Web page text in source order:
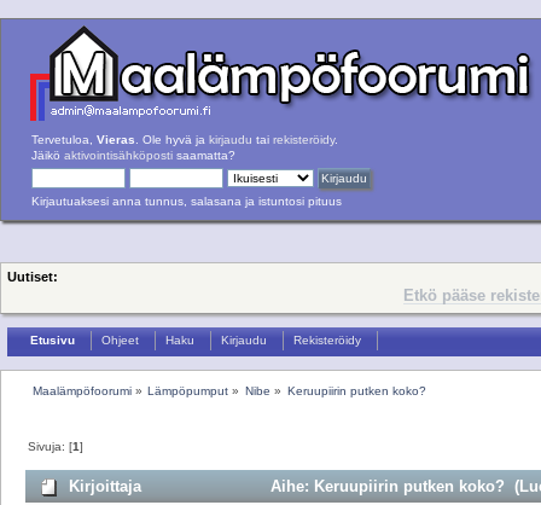
Tervetuloa, Vieras . Ole hyvä ja kirjaudu tai rekisteröidy.
Jäikö aktivointisähköposti saamatta?
Kirjautuaksesi anna tunnus, salasana ja istuntosi pituus
Uutiset:
Etkö pääse
Etusivu Ohjeet Haku Kirjaudu Rekisteröidy
Maalämpöfoorumi» Lämpöpumput » Nibe » Keruupiirin putken koko?
Sivuja: [1]
Kirjoittaja Aihe: Keruupiirin putken koko?